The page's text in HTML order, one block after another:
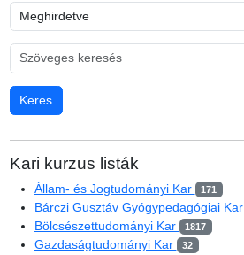
Kari kurzus listák
Állam- és Jogtudományi Kar 171
Bárczi Gusztáv Gyógypedagógiai Kar
Bölcsészettudományi Kar 1817
Gazdaságtudományi Kar 32